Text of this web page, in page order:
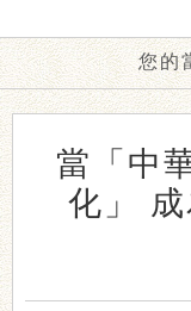
您的
當「中
化」